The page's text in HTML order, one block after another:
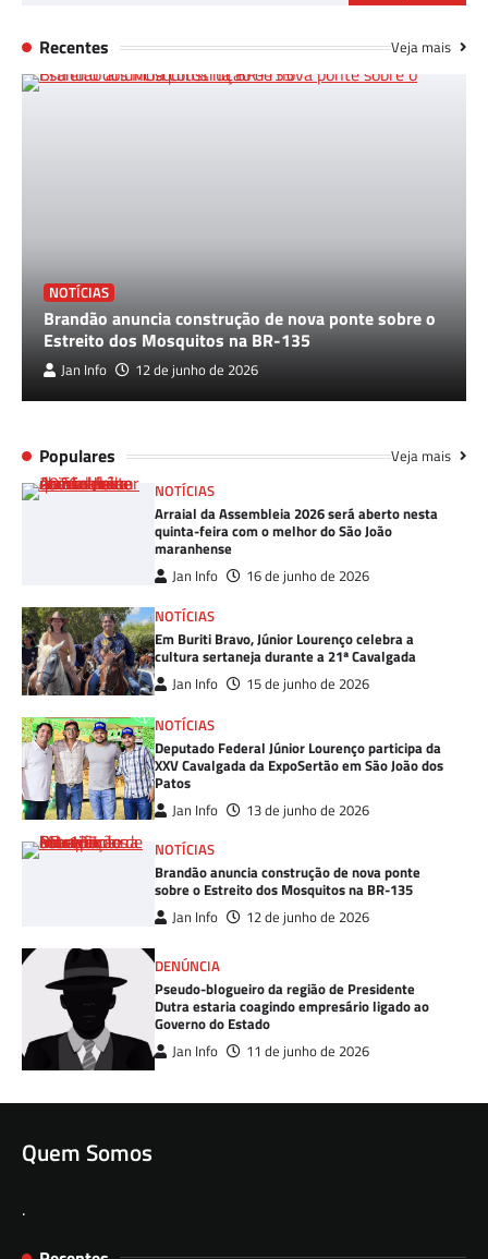
Recentes Veja mais
NOTÍCIAS
Brandão anuncia construção de nova ponte sobre o
Estreito dos Mosquitos na BR-135
Jan Info 12 de junho de 2026
Populares Veja mais
NOTÍCIAS
Arraial da Assembleia 2026 será aberto nesta
quinta-feira com o melhor do São João
maranhense
Jan Info
16 de junho de 2026
NOTÍCIAS
Em Buriti Bravo, Júnior Lourenço celebra a
cultura sertaneja durante a 21ª Cavalgada
Jan Info
15 de junho de 2026
NOTÍCIAS
Deputado Federal Júnior Lourenço participa da
XXV Cavalgada da ExpoSertão em São João dos
Patos
Jan Info
13 de junho de 2026
NOTÍCIAS
Brandão anuncia construção de nova ponte
sobre o Estreito dos Mosquitos na BR-135
Jan Info 12 de junho de 2026
DENÚNCIA
Pseudo-blogueiro da região de Presidente
Dutra estaria coagindo empresário ligado ao
Governo do Estado
Jan Info 11 de junho de 2026
Quem Somos
.